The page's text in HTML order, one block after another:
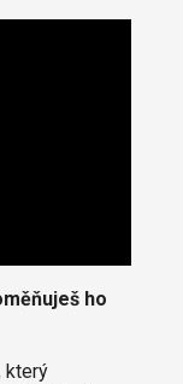
ho
který